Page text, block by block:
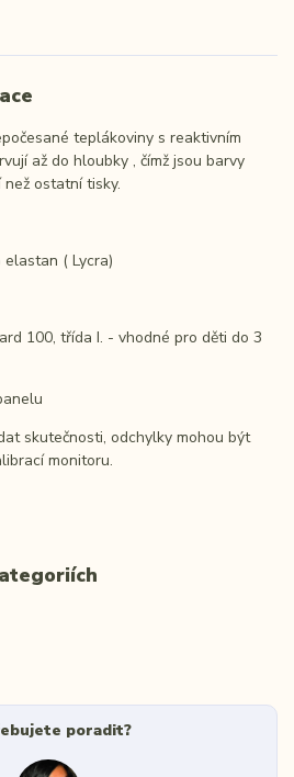
teplákoviny s reaktivním
až do hloubky , čímž jsou barvy
než ostatní tisky.
( Lycra)
100, třída I. - vhodné pro děti do 3
skutečnosti, odchylky mohou být
monitoru.
poradit?